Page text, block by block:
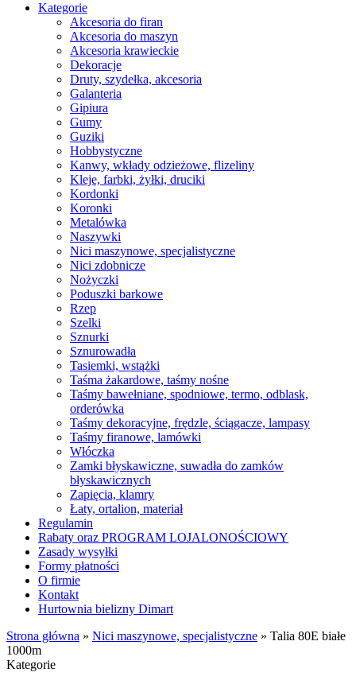
Kategorie
Akcesoria do firan
Akcesoria do maszyn
Akcesoria krawieckie
Dekoracje
Druty, szydełka, akcesoria
Galanteria
Gipiura
Gumy
Guziki
Hobbystyczne
Kanwy, wkłady odzieżowe, flizeliny
Kleje, farbki, żyłki, druciki
Kordonki
Koronki
Metalówka
Naszywki
Nici maszynowe, specjalistyczne
Nici zdobnicze
Nożyczki
Poduszki barkowe
Rzep
Szelki
Sznurki
Sznurowadła
Tasiemki, wstążki
Taśma żakardowe, taśmy nośne
Taśmy bawełniane, spodniowe, termo, odblask,
orderówka
Taśmy dekoracyjne, frędzle, ściągacze, lampasy
Taśmy firanowe, lamówki
Włóczka
Zamki błyskawiczne, suwadła do zamków
błyskawicznych
Zapięcia, klamry
Łaty, ortalion, materiał
Regulamin
Rabaty oraz PROGRAM LOJALONOŚCIOWY
Zasady wysyłki
Formy płatności
O firmie
Kontakt
Hurtownia bielizny Dimart
Strona główna » Nici maszynowe, specjalistyczne » Talia 80E białe
1000m
Kategorie